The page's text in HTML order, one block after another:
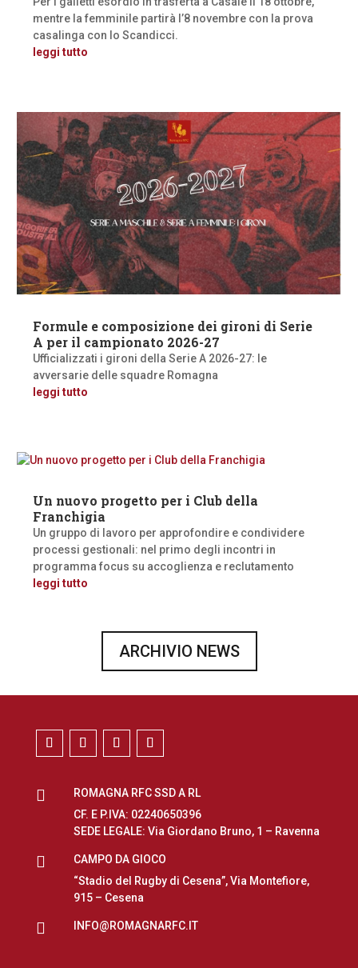
mentre la femminile partirà l’8 novembre con la prova
casalinga con lo Scandicci.
leggi tutto
Formule e composizione dei gironi di Serie
A per il campionato 2026-27
Ufficializzati i gironi della Serie A 2026-27: le
avversarie delle squadre Romagna
leggi tutto
Un nuovo progetto per i Club della
Franchigia
Un gruppo di lavoro per approfondire e condividere
processi gestionali: nel primo degli incontri in
programma focus su accoglienza e reclutamento
leggi tutto
ARCHIVIO NEWS

ROMAGNA RFC SSD A RL
CF. E P.IVA: 02240650396
SEDE LEGALE: Via Giordano Bruno, 1 – Ravenna

CAMPO DA GIOCO
“Stadio del Rugby di Cesena”, Via Montefiore,
915 – Cesena
 INFO@ROMAGNARFC.IT